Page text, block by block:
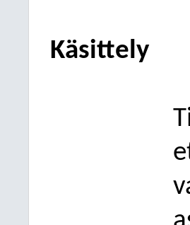
Käsittely